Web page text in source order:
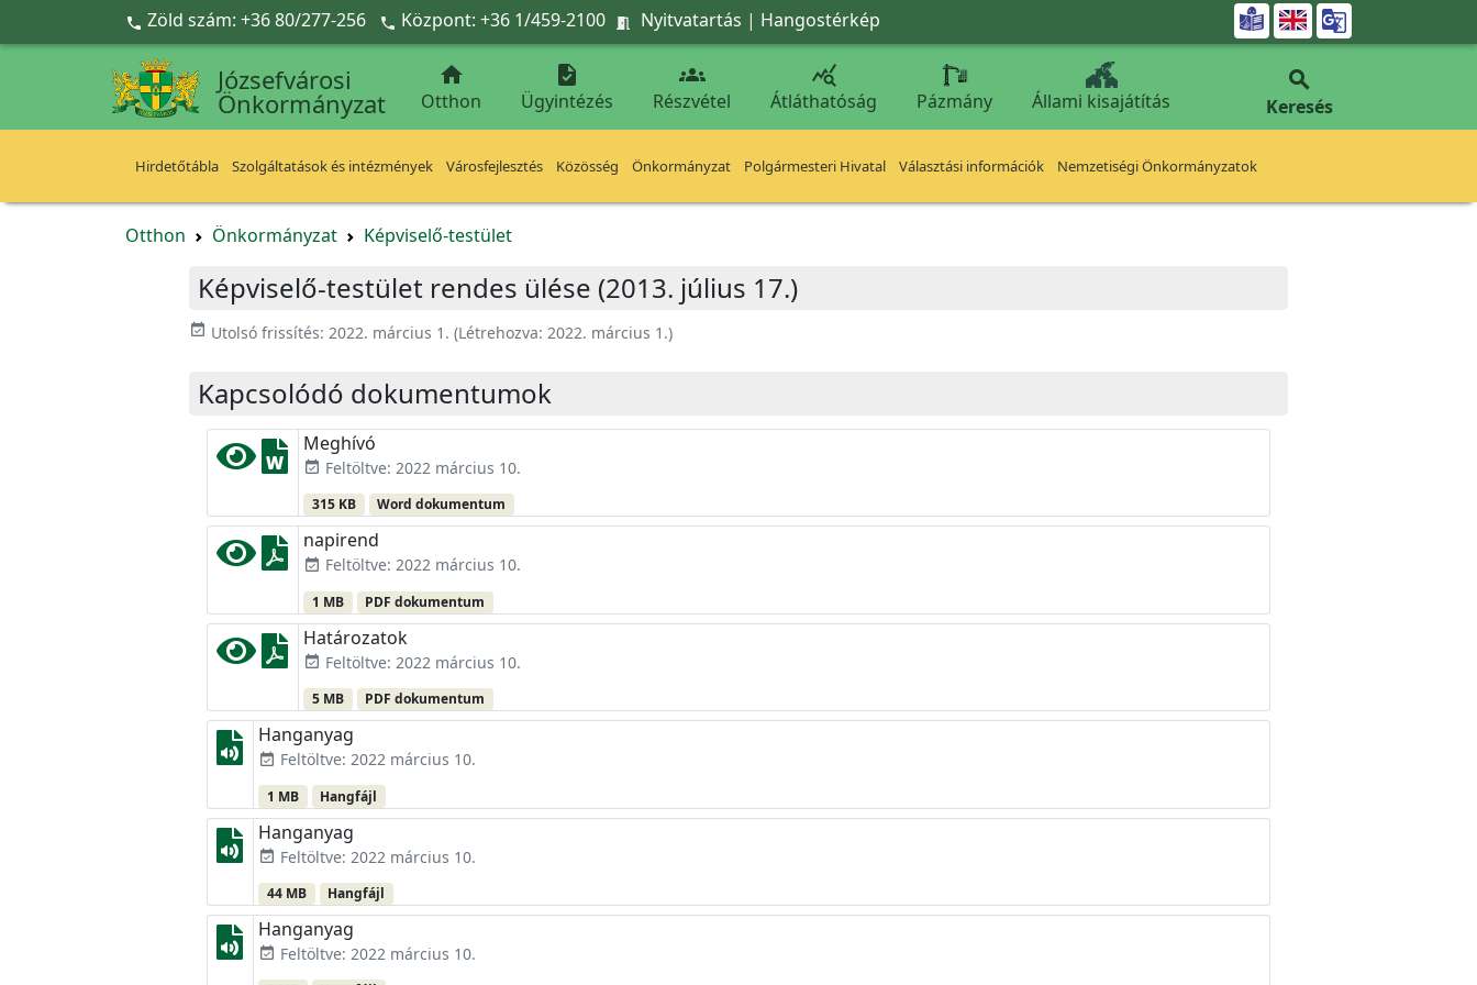
Ugrás a fő tartalomra
 Zöld szám: +36 80/277-256  Központ: +36 1/459-2100  Nyitvatartás | Hangostérkép 
Józsefvárosi
Önkormányzat

Otthon

Ügyintézés

Részvétel

Átláthatóság Pázmány Állami kisajátítás

Keresés
Hirdetőtábla Szolgáltatások és intézmények Városfejlesztés Közösség Önkormányzat Polgármesteri Hivatal Választási információk Nemzetiségi Önkormányzatok
Otthon Önkormányzat Képviselő-testület
Képviselő-testület rendes ülése (2013. július 17.)
event_available Utolsó frissítés: 2022. március 1. (Létrehozva: 2022. március 1.)
Kapcsolódó dokumentumok
Meghívó
event_available Feltöltve: 2022 március 10.
315 KB Word dokumentum
napirend
event_available Feltöltve: 2022 március 10.
1 MB PDF dokumentum
Határozatok
event_available Feltöltve: 2022 március 10.
5 MB PDF dokumentum
Hanganyag
event_available Feltöltve: 2022 március 10.
1 MB Hangfájl
Hanganyag
event_available Feltöltve: 2022 március 10.
44 MB Hangfájl
Hanganyag
event_available Feltöltve: 2022 március 10.